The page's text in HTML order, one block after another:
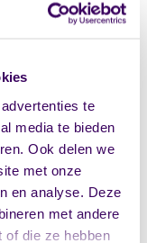
te
media te bieden
Ook delen we
met onze
en analyse. Deze
met andere
of die ze hebben
krijgen tot
beveiliging
hebben
en